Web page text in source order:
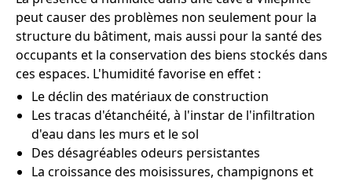
peut causer des problèmes non seulement pour la
structure du bâtiment, mais aussi pour la santé des
occupants et la conservation des biens stockés dans
ces espaces. L'humidité favorise en effet :
Le déclin des matériaux de construction
Les tracas d'étanchéité, à l'instar de l'infiltration
d'eau dans les murs et le sol
Des désagréables odeurs persistantes
La croissance des moisissures, champignons et